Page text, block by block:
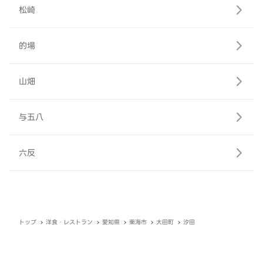
松崎
的場
山畑
与五八
六反
トップ 洋食・レストラン 愛知県 東海市 大田町 汐田